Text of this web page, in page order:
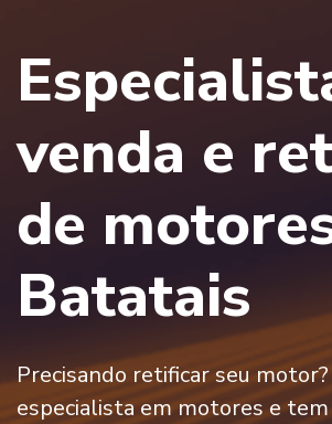
venda e
de
Batatais
Precisando retificar seu
especialista em motores e